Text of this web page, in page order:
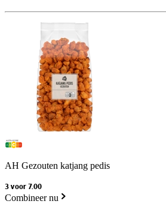
AH Gezouten katjang pedis
3 voor 7.00
Combineer nu